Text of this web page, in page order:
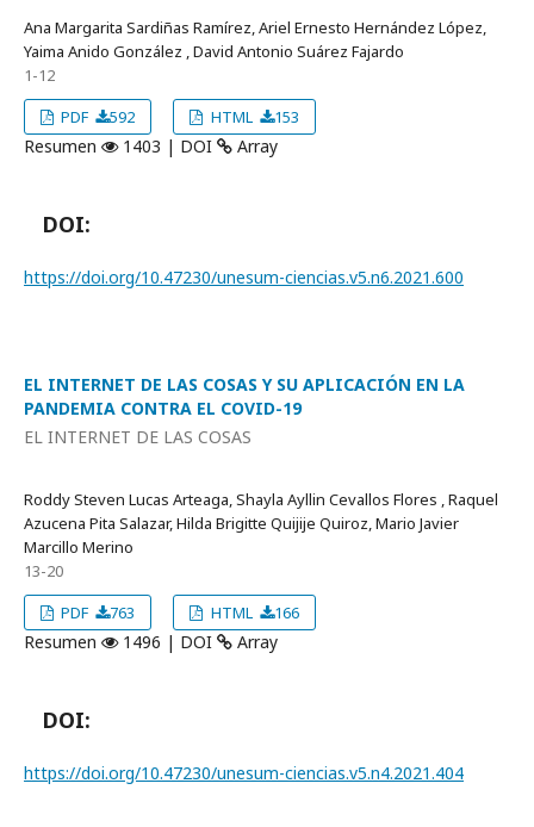
Ana Margarita Sardiñas Ramírez, Ariel Ernesto Hernández López,
Yaima Anido González , David Antonio Suárez Fajardo
1-12
PDF
592 HTML 153
Resumen 1403 | DOI Array
DOI:
https://doi.org/10.47230/unesum-ciencias.v5.n6.2021.600
EL INTERNET DE LAS COSAS Y SU APLICACIÓN EN LA
PANDEMIA CONTRA EL COVID-19
EL INTERNET DE LAS COSAS
Roddy Steven Lucas Arteaga, Shayla Ayllin Cevallos Flores , Raquel
Azucena Pita Salazar, Hilda Brigitte Quijije Quiroz, Mario Javier
Marcillo Merino
13-20
PDF
763 HTML 166
Resumen 1496 | DOI Array
DOI:
https://doi.org/10.47230/unesum-ciencias.v5.n4.2021.404